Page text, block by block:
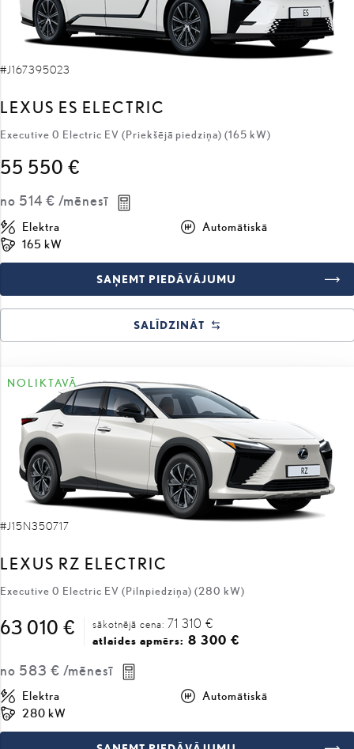
#J167395023
LEXUS ES ELECTRIC
Executive 0 Electric EV (Priekšējā piedziņa) (165 kW)
55 550 €
no 514 € /mēnesī
Elektra
Automātiskā
165 kW
SAŅEMT PIEDĀVĀJUMU
SALĪDZINĀT
NOLIKTAVĀ
#J15N350717
LEXUS RZ ELECTRIC
Executive 0 Electric EV (Pilnpiedziņa) (280 kW)
63 010 € sākotnējā cena: 71 310 €
atlaides apmērs: 8 300 €
no 583 € /mēnesī
Elektra
Automātiskā
280 kW